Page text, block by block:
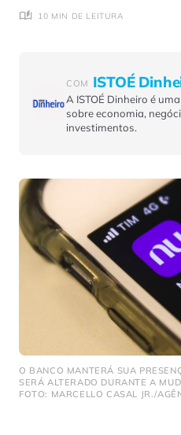
10 MIN DE LEITURA
COM ISTOÉ
A ISTOÉ Dinheiro é
sobre economia,
investimentos.
O BANCO MANTERÁ SUA
SERÁ ALTERADO DURANTE A
FOTO: MARCELLO CASAL JR./